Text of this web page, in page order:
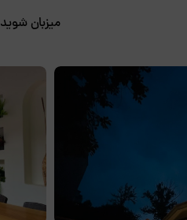
میزبان شوید